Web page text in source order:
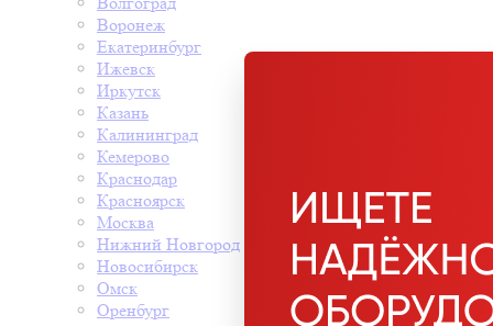
Воронеж
Екатеринбург
Ижевск
Иркутск
Казань
Калининград
Кемерово
Краснодар
Красноярск
Москва
Нижний Новгород
Новосибирск
Омск
Оренбург